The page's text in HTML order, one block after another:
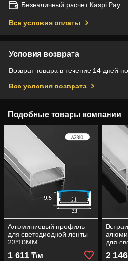
Безналичный расчет Kaspi Pay
Все условия оплаты
Условия возврата
Возврат товара в течение 14 дней
Все условия возврата
Подобные товары компании
Алюминиевый профиль
для светодиодной ленты
23*10ММ
1 611 ₸/м
для
30X20
2 146